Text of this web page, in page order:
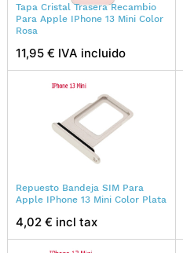
Tapa Cristal Trasera Recambio
Para Apple IPhone 13 Mini Color
Rosa
11,95 € IVA incluido
Repuesto Bandeja SIM Para
Apple IPhone 13 Mini Color Plata
4,02 € incl tax